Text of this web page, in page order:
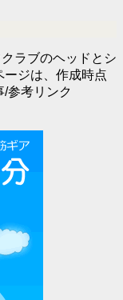
ラブのヘッドとシ
ージは、作成時点
参考リンク